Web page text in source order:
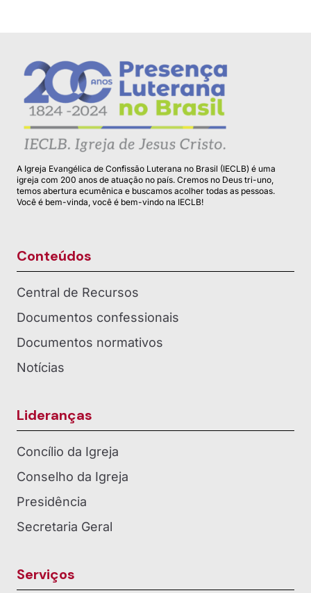
A Igreja Evangélica de Confissão Luterana no Brasil (IECLB) é uma
igreja com 200 anos de atuação no país. Cremos no Deus tri-uno,
temos abertura ecumênica e buscamos acolher todas as pessoas.
Você é bem-vinda, você é bem-vindo na IECLB!
Conteúdos
Central de Recursos
Documentos confessionais
Documentos normativos
Notícias
Lideranças
Concílio da Igreja
Conselho da Igreja
Presidência
Secretaria Geral
Serviços